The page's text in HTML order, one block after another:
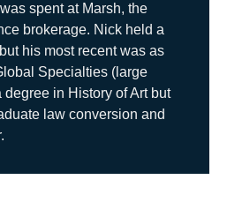
spent at Marsh, the
brokerage. Nick held a
his most recent was as
Specialties (large
in History of Art but
law conversion and